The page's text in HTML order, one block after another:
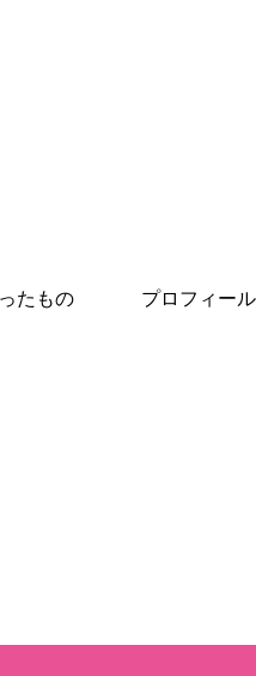
たもの プロフィール